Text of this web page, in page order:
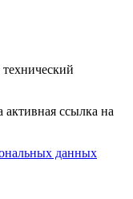
ссылка на
данных